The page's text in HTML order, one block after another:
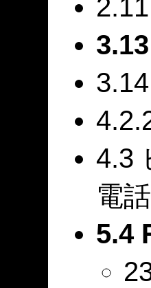
3.13
4.3
電話
5.4